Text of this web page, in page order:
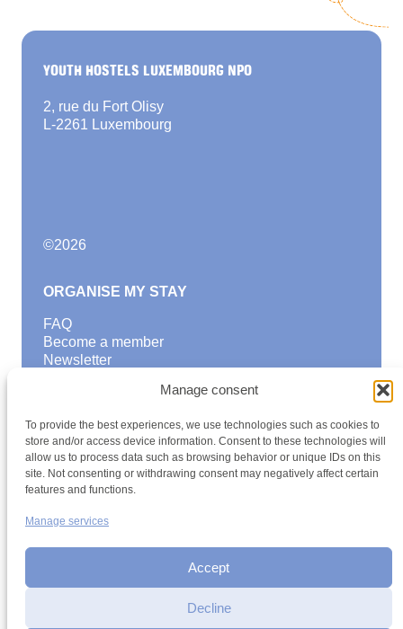
Manage consent
To provide the best experiences, we use technologies such as cookies to
store and/or access device information. Consent to these technologies will
allow us to process data such as browsing behavior or unique IDs on this
site. Not consenting or withdrawing consent may negatively affect certain
features and functions.
Manage services
Accept
Decline
YOUTH HOSTELS LUXEMBOURG NPO
2, rue du Fort Olisy
L-2261 Luxembourg
©2026
ORGANISE MY STAY
FAQ
Become a member
Newsletter
Find a youth hostel
Discover activities
School Trips and group excursions
Teambuilding
Youth Hostels Luxembourg NPO